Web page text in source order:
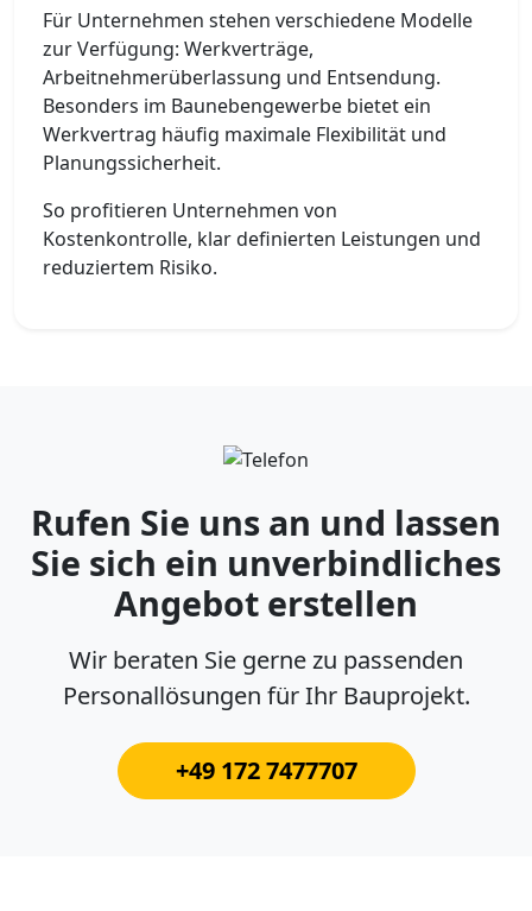
Für Unternehmen stehen verschiedene Modelle
zur Verfügung: Werkverträge,
Arbeitnehmerüberlassung und Entsendung.
Besonders im Baunebengewerbe bietet ein
Werkvertrag häufig maximale Flexibilität und
Planungssicherheit.
So profitieren Unternehmen von
Kostenkontrolle, klar definierten Leistungen und
reduziertem Risiko.
Rufen Sie uns an und lassen
Sie sich ein unverbindliches
Angebot erstellen
Wir beraten Sie gerne zu passenden
Personallösungen für Ihr Bauprojekt.
+49 172 7477707